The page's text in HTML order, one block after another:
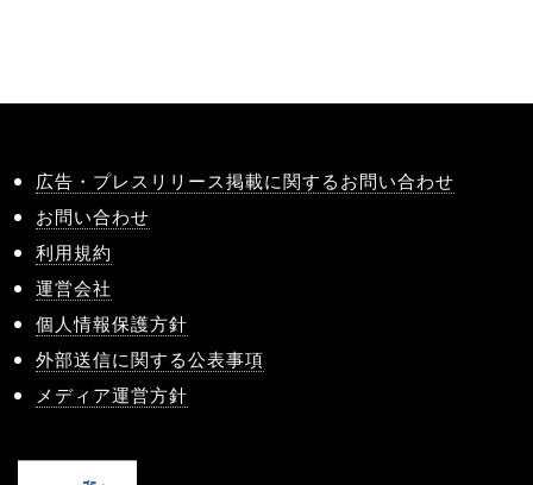
広告・プレスリリース掲載に関するお問い合わせ
お問い合わせ
利用規約
運営会社
個人情報保護方針
外部送信に関する公表事項
メディア運営方針